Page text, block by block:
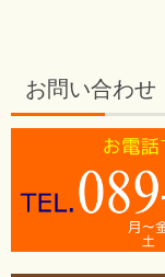
お問い合わせ